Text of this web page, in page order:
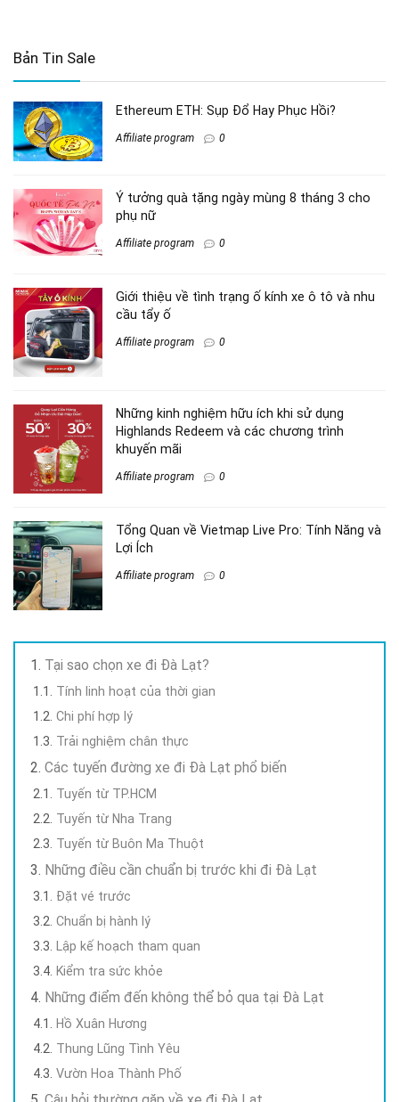
Bản Tin Sale
Ethereum ETH: Sụp Đổ Hay Phục Hồi?
Affiliate program 0
Ý tưởng quà tặng ngày mùng 8 tháng 3 cho
phụ nữ
Affiliate program 0
Giới thiệu về tình trạng ố kính xe ô tô và nhu
cầu tẩy ố
Affiliate program 0
Những kinh nghiệm hữu ích khi sử dụng
Highlands Redeem và các chương trình
khuyến mãi
Affiliate program 0
Tổng Quan về Vietmap Live Pro: Tính Năng và
Lợi Ích
Affiliate program 0
Tại sao chọn xe đi Đà Lạt?
Tính linh hoạt của thời gian
Chi phí hợp lý
Trải nghiệm chân thực
Các tuyến đường xe đi Đà Lạt phổ biến
Tuyến từ TP.HCM
Tuyến từ Nha Trang
Tuyến từ Buôn Ma Thuột
Những điều cần chuẩn bị trước khi đi Đà Lạt
Đặt vé trước
Chuẩn bị hành lý
Lập kế hoạch tham quan
Kiểm tra sức khỏe
Những điểm đến không thể bỏ qua tại Đà Lạt
Hồ Xuân Hương
Thung Lũng Tình Yêu
Vườn Hoa Thành Phố